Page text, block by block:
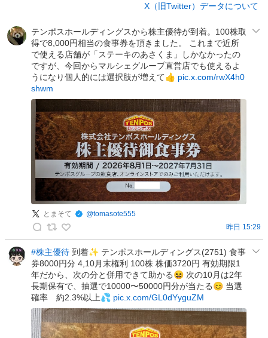
や
X（旧Twitter）データについて
と
ま
そ
テンポスホールディングスから株主優待が到着。100株取
得で8,000円相当の食事券を頂きました。 これまで近所
で使える店舗が「ステーキのあさくま」しかなかったの
ですが、今回からマルシェグループ直営店でも使えるよ
うになり個人的には選択肢が増えて👍 pic.x.com/rwX4h0
shwm
とまそて @tomasote555
昨日 15:29
#株主優待 到着✨ テンポスホールディングス(2751) 食事
券8000円分 4,10月末権利 100株 株価3720円 有効期限1
年だから、次の分と併用できて助かる😆 次の10月は2年
長期保有で、抽選で10000〜50000円分が当たる😊 当選
確率 約2.3%以上💦 pic.x.com/GL0dYyguZM